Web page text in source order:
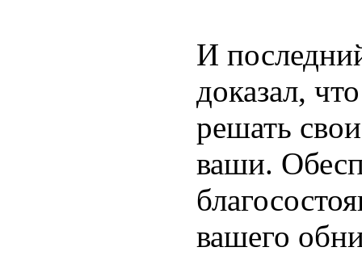
И
доказал,
решать
ваши.
вашего